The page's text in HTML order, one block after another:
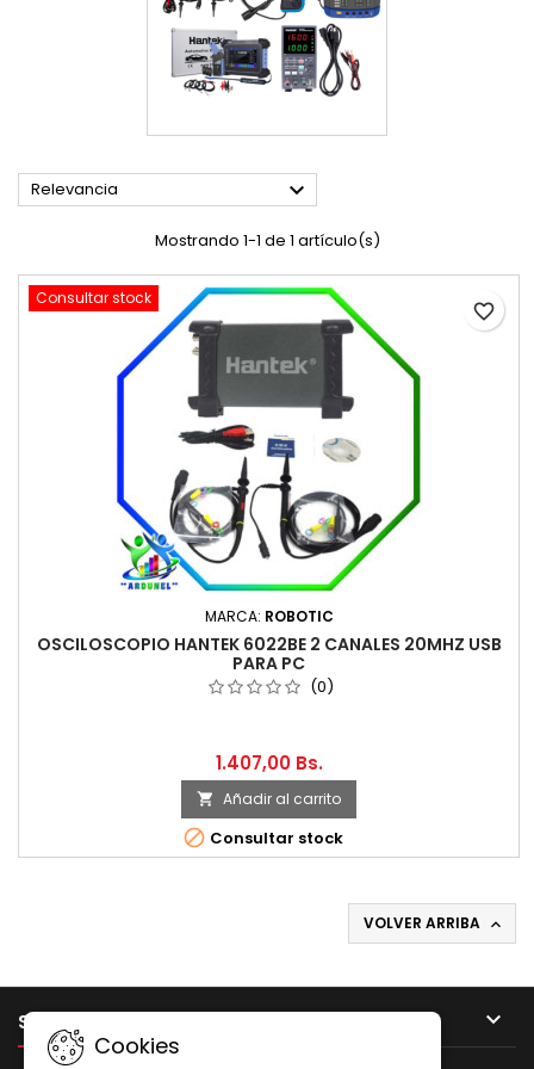
Relevancia 
Mostrando 1-1 de 1 artículo(s)
Consultar stock
MARCA: ROBOTIC
OSCILOSCOPIO HANTEK 6022BE 2 CANALES 20MHZ USB
PARA PC
(0)
1.407,00 Bs.
 Añadir al carrito
 Consultar stock
favorite_border
VOLVER ARRIBA 
SU CUENTA 
Cookies